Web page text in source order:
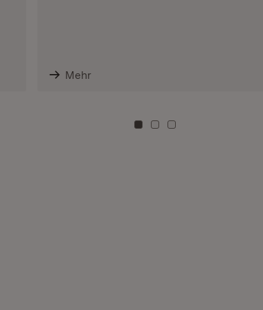
Mehr
Zu Kachel: 0
Zu Kachel: 3
Zu Kachel: 6